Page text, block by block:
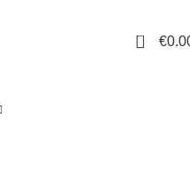
0 €